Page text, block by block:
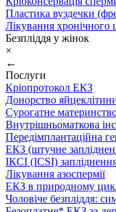
Пластика вуздечки
Лікування хронічного
Безпліддя у жінок
×
←
Послуги
Кріопротокол ЕКЗ
Донорство
Сурогатне
Внутрішньоматкова
Передімплантаційна
ЕКЗ (штучне
ІКСІ (ICSI)
Лікування азоспермії
ЕКЗ в природному
Чоловіче безпліддя: